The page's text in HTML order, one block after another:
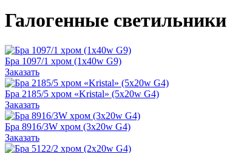
Галогенные светильники
Бра 1097/1 хром (1x40w G9)
Заказать
Бра 2185/5 хром «Kristal» (5x20w G4)
Заказать
Бра 8916/3W хром (3x20w G4)
Заказать